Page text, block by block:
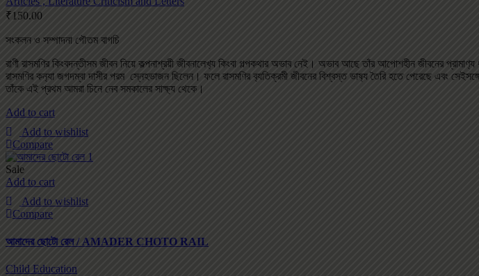
₹150.00
সংকলন ও সম্পাদনা গৌতম বাগচি
রাণী রাসমণির কিংবদন্তীসম জীবন নিয়ে কল্পনাশ্রয়ী জীবনালেখ‌্য কিংবা গল্পকথার অভাব নেই। অভাব আছে তাঁর আপোশহীন জীবনের প্রামাণ‌্য
রাসমণির কন‌্যা জগদম্বা দাসীর পরম স্নেহভাজন ছিলেন। ফলে রাসমণির ব‌্যতিক্রমী জীবনের বিশ্বস্ত ভাষ‌্য তৈরি হতে পেরেছে এবং
তাঁকে এই প্রথম আমরা চিনে নেব সমকালের সাক্ষ‌্য থেকে।
Add to cart
Add to wishlist
Compare
Sale
Add to cart
Add to wishlist
Compare
আমাদের ছোটো রেল / AMADER CHOTO RAIL
Child Education